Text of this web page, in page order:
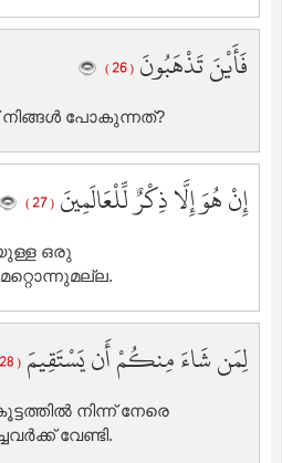
فَأَيْنَ تَذْهَبُونَ ( 26 )
പോകുന്നത്‌?
إِنْ هُوَ إِلَّا ذِكْرٌ لِّلْعَالَمِينَ ( 27 )
ഒരു
لِمَن شَاءَ مِنكُمْ أَن يَسْتَقِيمَ ( 28 )
നിന്ന് നേരെ
വേണ്ടി.